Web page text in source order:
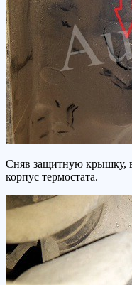
Сняв защитную крышку,
корпус термостата.